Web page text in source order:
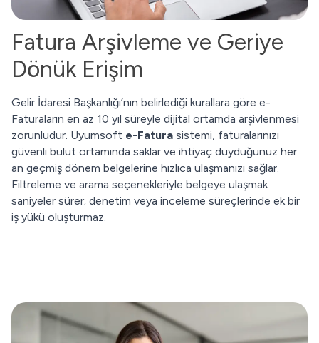
Fatura Arşivleme ve Geriye
Dönük Erişim
Gelir İdaresi Başkanlığı’nın belirlediği kurallara göre e-
Faturaların en az 10 yıl süreyle dijital ortamda arşivlenmesi
zorunludur. Uyumsoft e-Fatura sistemi, faturalarınızı
güvenli bulut ortamında saklar ve ihtiyaç duyduğunuz her
an geçmiş dönem belgelerine hızlıca ulaşmanızı sağlar.
Filtreleme ve arama seçenekleriyle belgeye ulaşmak
saniyeler sürer; denetim veya inceleme süreçlerinde ek bir
iş yükü oluşturmaz.